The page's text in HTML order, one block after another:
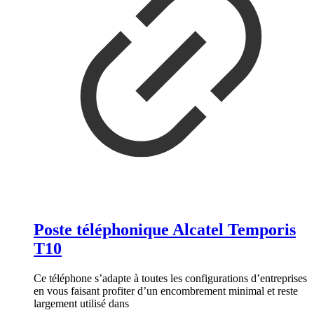
Poste téléphonique Alcatel Temporis
T10
Ce téléphone s’adapte à toutes les configurations d’entreprises
en vous faisant profiter d’un encombrement minimal et reste
largement utilisé dans